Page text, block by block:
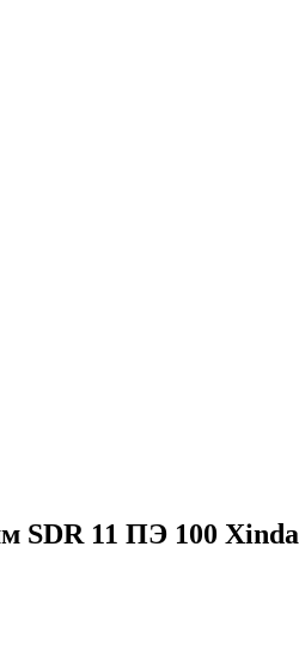
SDR 11 ПЭ 100 Xinda